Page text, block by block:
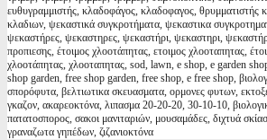
ευθυγραμμιστής, κλαδοφάγος, κλαδοφαγος, θρυμματιστής
κλαδιων, ψεκαστικά συγκροτήματα, ψεκαστικα
ψεκαστήρες, ψεκαστηρες, ψεκαστήρι, ψεκαστηρι,
προπιεσης, έτοιμος χλοοτάπητας, ετοιμος χλοοταπητας,
χλοοτάπητας, χλοοταπητας, sod, lawn, e shop, e garden
shop garden, free shop garden, free shop, e free shop,
σπορόφυτα, βελτιωτικα σκευασματα, ορμονες φυτων,
γκαζον, ακαρεοκτόνα, λιπασμα 20-20-20, 30-10-10,
πατατοσπορος, σακοι μανιταριών, μουσαμάδες, διχτυά
γραναζωτα γηπέδων, ζιζανιοκτόνα